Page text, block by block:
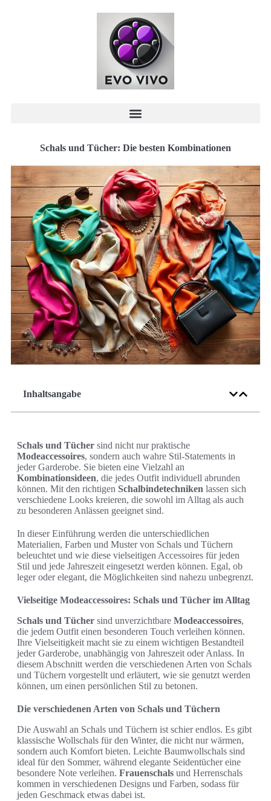
Schals und Tücher: Die besten Kombinationen
Inhaltsangabe
Schals und Tücher sind nicht nur praktische
Modeaccessoires, sondern auch wahre Stil-Statements in
jeder Garderobe. Sie bieten eine Vielzahl an
Kombinationsideen, die jedes Outfit individuell abrunden
können. Mit den richtigen Schalbindetechniken lassen sich
verschiedene Looks kreieren, die sowohl im Alltag als auch
zu besonderen Anlässen geeignet sind.
In dieser Einführung werden die unterschiedlichen
Materialien, Farben und Muster von Schals und Tüchern
beleuchtet und wie diese vielseitigen Accessoires für jeden
Stil und jede Jahreszeit eingesetzt werden können. Egal, ob
leger oder elegant, die Möglichkeiten sind nahezu unbegrenzt.
Vielseitige Modeaccessoires: Schals und Tücher im Alltag
Schals und Tücher sind unverzichtbare Modeaccessoires,
die jedem Outfit einen besonderen Touch verleihen können.
Ihre Vielseitigkeit macht sie zu einem wichtigen Bestandteil
jeder Garderobe, unabhängig von Jahreszeit oder Anlass. In
diesem Abschnitt werden die verschiedenen Arten von Schals
und Tüchern vorgestellt und erläutert, wie sie genutzt werden
können, um einen persönlichen Stil zu betonen.
Die verschiedenen Arten von Schals und Tüchern
Die Auswahl an Schals und Tüchern ist schier endlos. Es gibt
klassische Wollschals für den Winter, die nicht nur wärmen,
sondern auch Komfort bieten. Leichte Baumwollschals sind
ideal für den Sommer, während elegante Seidentücher eine
besondere Note verleihen. Frauenschals und Herrenschals
kommen in verschiedenen Designs und Farben, sodass für
jeden Geschmack etwas dabei ist.